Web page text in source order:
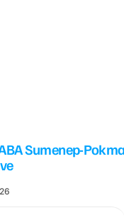
Sumenep-